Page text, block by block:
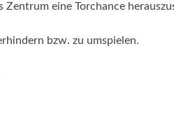
eine Torchance
bzw. zu umspielen.